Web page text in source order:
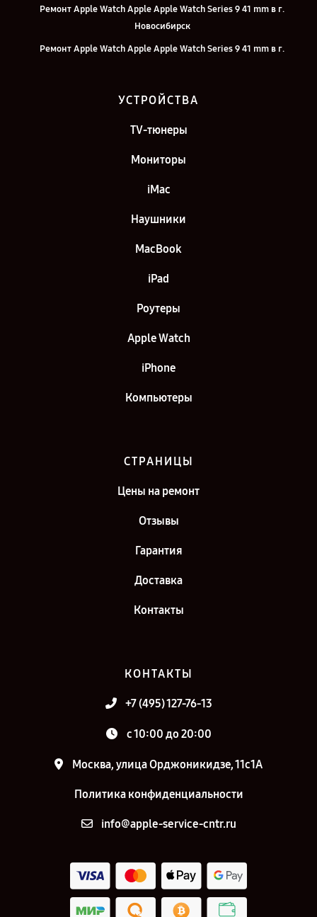
Ремонт Apple Watch Apple Apple Watch Series 9 41 mm в г.
Новосибирск
Ремонт Apple Watch Apple Apple Watch Series 9 41 mm в г.
Екатеринбург
Ремонт Apple Watch Apple Apple Watch Series 9 41 mm в г. Казань
Петербург
УСТРОЙСТВА
TV-тюнеры
Мониторы
iMac
Наушники
MacBook
iPad
Роутеры
Apple Watch
iPhone
Компьютеры
СТРАНИЦЫ
Цены на ремонт
Отзывы
Гарантия
Доставка
Контакты
КОНТАКТЫ
+7 (495) 127-76-13
с 10:00 до 20:00
Москва, улица Орджоникидзе, 11с1А
Политика конфиденциальности
info@apple-service-cntr.ru